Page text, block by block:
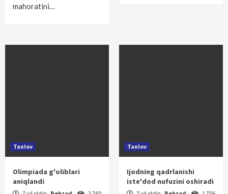
mahoratini…
Tanlov
Olimpiada g'oliblari
aniqlandi
Tanlov
Ijodning qadrlanishi
iste'dod nufuzini oshiradi